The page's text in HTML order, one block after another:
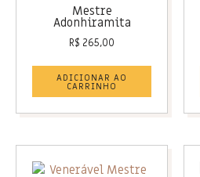
Mestre
Adonhiramita
R$ 265,00
ADICIONAR AO
CARRINHO